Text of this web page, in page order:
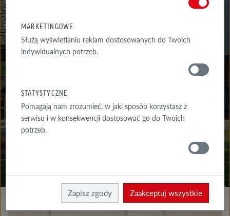
GDZIE
MARKETINGOWE
Służą wyświetlaniu reklam dostosowanych do Twoich
indywidualnych potrzeb.
STATYSTYCZNE
Pomagają nam zrozumieć, w jaki sposób korzystasz z
serwisu i w konsekwencji dostosować go do Twoich
potrzeb.
Zapisz zgody Zaakceptuj wszystkie